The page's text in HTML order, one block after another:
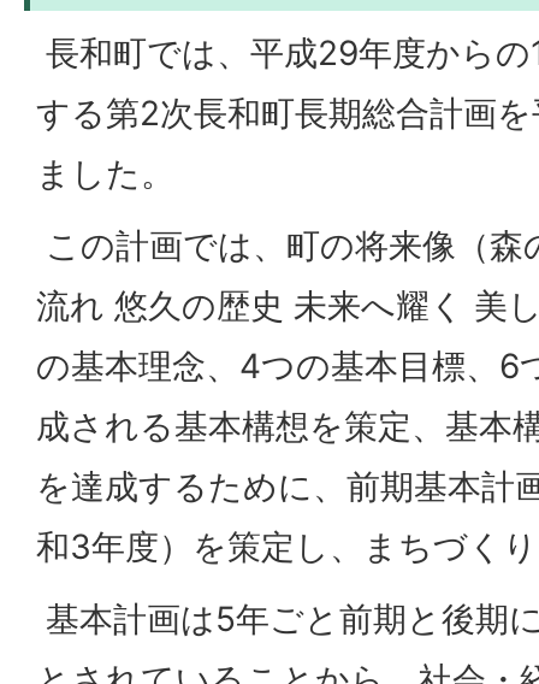
長和町では、平成29年度から
する第2次長和町長期総合計画
ました。
この計画では、町の将来像（
流れ 悠久の歴史 未来へ耀く 美
の基本理念、4つの基本目標、6
成される基本構想を策定、基本
を達成するために、前期基本計
和3年度）を策定し、まちづく
基本計画は5年ごと前期と後期